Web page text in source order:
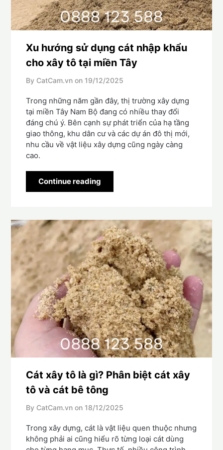
Xu hướng sử dụng cát nhập khẩu
cho xây tô tại miền Tây
By CatCam.vn on 19/12/2025
Trong những năm gần đây, thị trường xây dựng
tại miền Tây Nam Bộ đang có nhiều thay đổi
đáng chú ý. Bên cạnh sự phát triển của hạ tầng
giao thông, khu dân cư và các dự án đô thị mới,
nhu cầu về vật liệu xây dựng cũng ngày càng
cao.
Continue reading
Cát xây tô là gì? Phân biệt cát xây
tô và cát bê tông
By CatCam.vn on 18/12/2025
Trong xây dựng, cát là vật liệu quen thuộc nhưng
không phải ai cũng hiểu rõ từng loại cát dùng